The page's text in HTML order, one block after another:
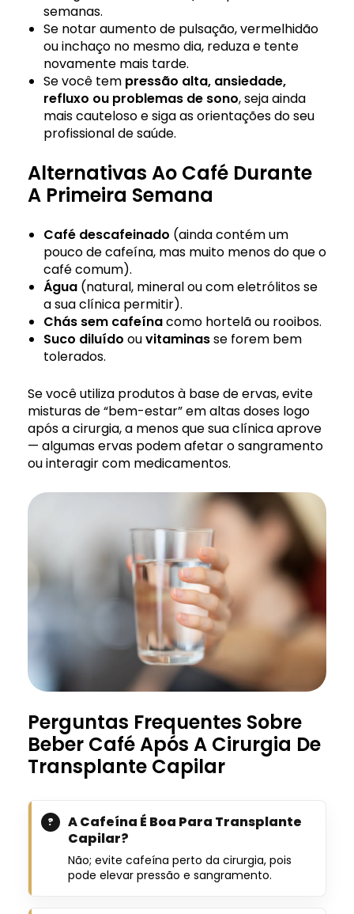
semanas.
Se notar aumento de pulsação, vermelhidão
ou inchaço no mesmo dia, reduza e tente
novamente mais tarde.
Se você tem pressão alta, ansiedade,
refluxo ou problemas de sono, seja ainda
mais cauteloso e siga as orientações do seu
profissional de saúde.
Alternativas Ao Café Durante
A Primeira Semana
Café descafeinado (ainda contém um
pouco de cafeína, mas muito menos do que o
café comum).
Água (natural, mineral ou com eletrólitos se
a sua clínica permitir).
Chás sem cafeínacomo hortelã ou rooibos.
Suco diluído ouvitaminasse forem bem
tolerados.
Se você utiliza produtos à base de ervas, evite
misturas de “bem-estar” em altas doses logo
após a cirurgia, a menos que sua clínica aprove
— algumas ervas podem afetar o sangramento
ou interagir com medicamentos.
Perguntas Frequentes Sobre
Beber Café Após A Cirurgia De
Transplante Capilar
A Cafeína É Boa Para Transplante
Capilar?
Não; evite cafeína perto da cirurgia, pois
pode elevar pressão e sangramento.